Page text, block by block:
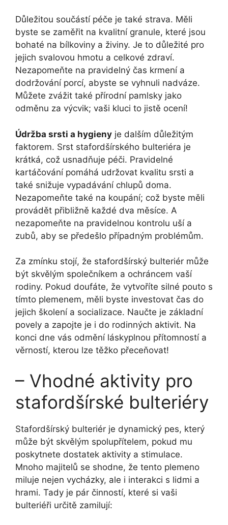
Důležitou součástí péče je také strava. Měli
byste se zaměřit na kvalitní granule, které jsou
bohaté na bílkoviny a živiny. Je to důležité pro
jejich svalovou hmotu a celkové zdraví.
Nezapomeňte na pravidelný čas krmení a
dodržování porcí, abyste se vyhnuli nadváze.
Můžete zvážit také přírodní pamlsky jako
odměnu za výcvik; vaši kluci to jistě ocení!
Údržba srsti a hygieny je dalším důležitým
faktorem. Srst stafordšírského bulteriéra je
krátká, což usnadňuje péči. Pravidelné
kartáčování pomáhá udržovat kvalitu srsti a
také snižuje vypadávání chlupů doma.
Nezapomeňte také na koupání; což byste měli
provádět přibližně každé dva měsíce. A
nezapomeňte na pravidelnou kontrolu uší a
zubů, aby se předešlo případným problémům.
Za zmínku stojí, že stafordšírský bulteriér může
být skvělým společníkem a ochráncem vaší
rodiny. Pokud doufáte, že vytvoříte silné pouto s
tímto plemenem, měli byste investovat čas do
jejich školení a socializace. Naučte je základní
povely a zapojte je i do rodinných aktivit. Na
konci dne vás odmění láskyplnou přítomností a
věrností, kterou lze těžko přeceňovat!
– Vhodné aktivity pro
stafordšírské bulteriéry
Stafordšírský bulteriér je dynamický pes, který
může být skvělým spolupřítelem, pokud mu
poskytnete dostatek aktivity a stimulace.
Mnoho majitelů se shodne, že tento plemeno
miluje nejen vycházky, ale i interakci s lidmi a
hrami. Tady je pár činností, které si vaši
bulteriéři určitě zamilují: